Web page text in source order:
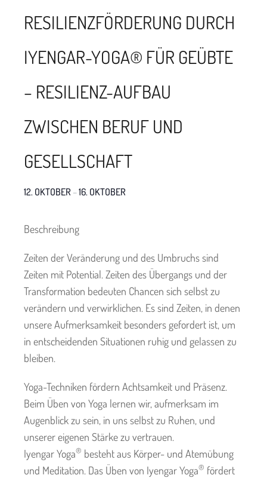
RESILIENZFÖRDERUNG DURCH
IYENGAR-YOGA® FÜR GEÜBTE
– RESILIENZ-AUFBAU
ZWISCHEN BERUF UND
GESELLSCHAFT
12. OKTOBER –16. OKTOBER
Beschreibung
Zeiten der Veränderung und des Umbruchs sind
Zeiten mit Potential. Zeiten des Übergangs und der
Transformation bedeuten Chancen sich selbst zu
verändern und verwirklichen. Es sind Zeiten, in denen
unsere Aufmerksamkeit besonders gefordert ist, um
in entscheidenden Situationen ruhig und gelassen zu
bleiben.
Yoga-Techniken fördern Achtsamkeit und Präsenz.
Beim Üben von Yoga lernen wir, aufmerksam im
Augenblick zu sein, in uns selbst zu Ruhen, und
unserer eigenen Stärke zu vertrauen.
Iyengar Yoga® besteht aus Körper- und Atemübung
und Meditation. Das Üben von Iyengar Yoga® fördert